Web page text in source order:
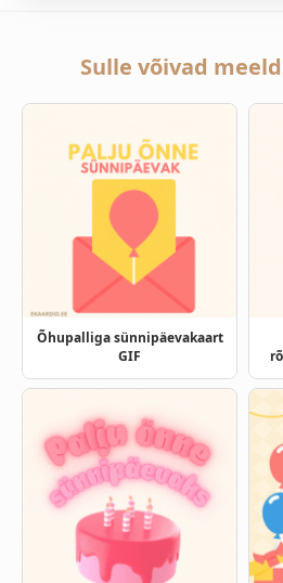
Sulle võivad
Õhupalliga sünnipäevakaart
GIF